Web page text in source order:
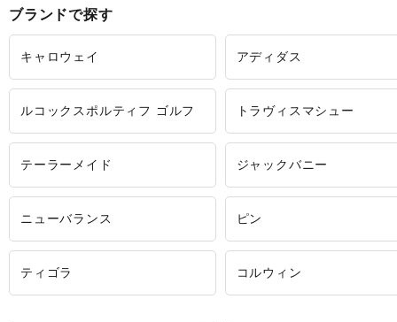
ブランドで探す
キャロウェイ アディダス
ルコックスポルティフ ゴルフ トラヴィスマシュー
テーラーメイド ジャックバニー
ニューバランス ピン
ティゴラ コルウィン